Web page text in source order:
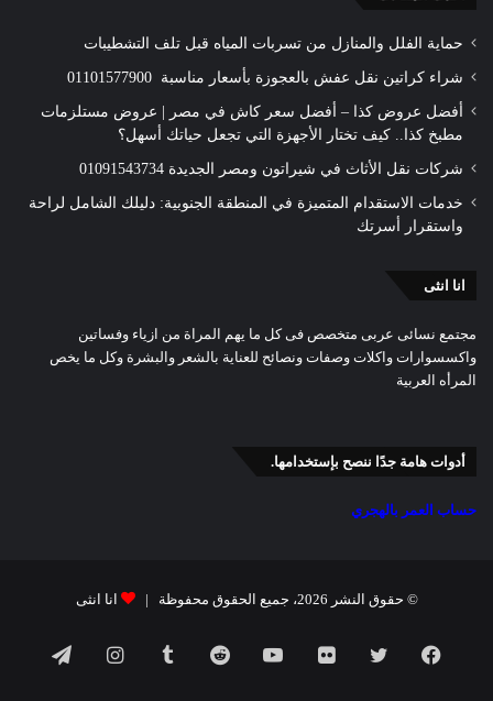
حماية الفلل والمنازل من تسربات المياه قبل تلف التشطيبات
شراء كراتين نقل عفش بالعجوزة بأسعار مناسبة 01101577900
أفضل عروض كذا – أفضل سعر كاش في مصر | عروض مستلزمات
مطبخ كذا.. كيف تختار الأجهزة التي تجعل حياتك أسهل؟
شركات نقل الأثاث في شيراتون ومصر الجديدة 01091543734
خدمات الاستقدام المتميزة في المنطقة الجنوبية: دليلك الشامل لراحة
واستقرار أسرتك
انا انثى
مجتمع نسائى عربى متخصص فى كل ما يهم المراة من ازياء وفساتين
واكسسوارات واكلات وصفات ونصائح للعناية بالشعر والبشرة وكل ما يخص
المرأه العربية
أدوات هامة جدًا ننصح بإستخدامها.
حساب العمر بالهجري
© حقوق النشر 2026، جميع الحقوق محفوظة | انا انثى
فيسبوك تويتر صور يوتيوب ‏Tumblr انستقرام